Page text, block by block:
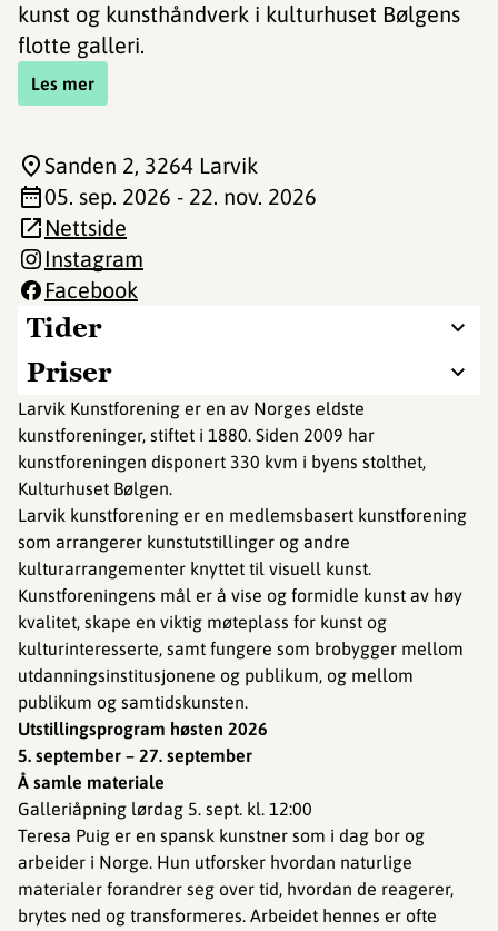
kunst og kunsthåndverk i kulturhuset Bølgens
flotte galleri.
Les mer
Tider
Priser
Larvik Kunstforening er en av Norges eldste
kunstforeninger, stiftet i 1880. Siden 2009 har
kunstforeningen disponert 330 kvm i byens stolthet,
Kulturhuset Bølgen.
Larvik kunstforening er en medlemsbasert kunstforening
som arrangerer kunstutstillinger og andre
kulturarrangementer knyttet til visuell kunst.
Kunstforeningens mål er å vise og formidle kunst av høy
kvalitet, skape en viktig møteplass for kunst og
kulturinteresserte, samt fungere som brobygger mellom
utdanningsinstitusjonene og publikum, og mellom
publikum og samtidskunsten.
Utstillingsprogram høsten 2026
5. september – 27. september
Å samle materiale
Galleriåpning lørdag 5. sept. kl. 12:00
Teresa Puig er en spansk kunstner som i dag bor og
arbeider i Norge. Hun utforsker hvordan naturlige
materialer forandrer seg over tid, hvordan de reagerer,
brytes ned og transformeres. Arbeidet hennes er ofte
Sanden 2, 3264 Larvik
05. sep. 2026 - 22. nov. 2026
Nettside
Instagram
Facebook